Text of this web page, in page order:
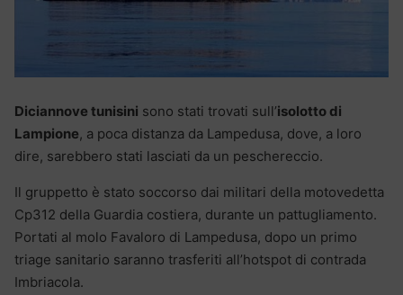
Diciannove tunisini sono stati trovati sull’isolotto di
Lampione, a poca distanza da Lampedusa, dove, a loro
dire, sarebbero stati lasciati da un peschereccio.
Il gruppetto è stato soccorso dai militari della motovedetta
Cp312 della Guardia costiera, durante un pattugliamento.
Portati al molo Favaloro di Lampedusa, dopo un primo
triage sanitario saranno trasferiti all’hotspot di contrada
Imbriacola.